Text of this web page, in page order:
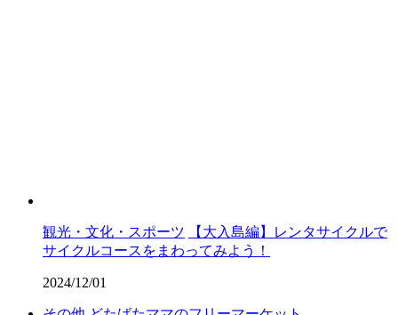
観光・文化・スポーツ
【大入島編】レンタサイクルで
サイクルコースをまわってみよう！
2024/12/01